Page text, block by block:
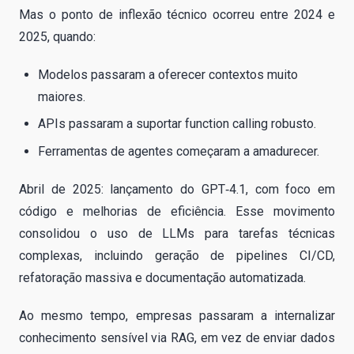
Mas o ponto de inflexão técnico ocorreu entre 2024 e
2025, quando:
Modelos passaram a oferecer contextos muito
maiores.
APIs passaram a suportar function calling robusto.
Ferramentas de agentes começaram a amadurecer.
Abril de 2025: lançamento do GPT‑4.1, com foco em
código e melhorias de eficiência. Esse movimento
consolidou o uso de LLMs para tarefas técnicas
complexas, incluindo geração de pipelines CI/CD,
refatoração massiva e documentação automatizada.
Ao mesmo tempo, empresas passaram a internalizar
conhecimento sensível via RAG, em vez de enviar dados